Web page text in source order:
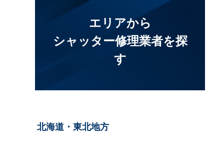
エリアから
シャッター修理業者を探
す
北海道・東北地方